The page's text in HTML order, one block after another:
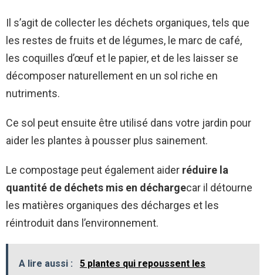
Il s’agit de collecter les déchets organiques, tels que
les restes de fruits et de légumes, le marc de café,
les coquilles d’œuf et le papier, et de les laisser se
décomposer naturellement en un sol riche en
nutriments.
Ce sol peut ensuite être utilisé dans votre jardin pour
aider les plantes à pousser plus sainement.
Le compostage peut également aider réduire la
quantité de déchets mis en déchargecar il détourne
les matières organiques des décharges et les
réintroduit dans l’environnement.
A lire aussi :
5 plantes qui repoussent les